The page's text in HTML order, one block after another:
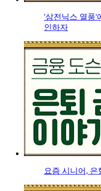
'삼전닉스 열풍'
인하자
요즘 시니어,